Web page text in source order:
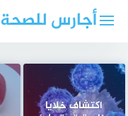
أجارس للصحة
اكتشاف خلايا